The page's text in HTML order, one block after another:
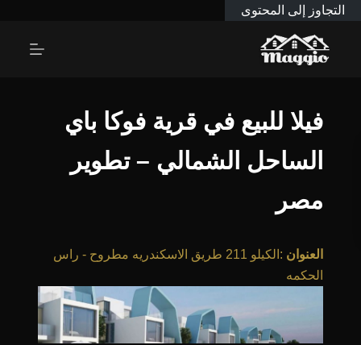
التجاوز إلى المحتوى
فيلا للبيع في قرية فوكا باي
الساحل الشمالي – تطوير
مصر
العنوان :
الكيلو 211 طريق الاسكندريه مطروح - راس
الحكمه